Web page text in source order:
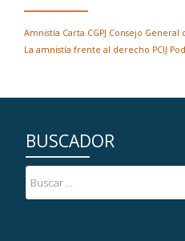
Amnistía Carta CGPJ Consejo General
La amnistía frente al derecho PCIJ
BUSCADOR